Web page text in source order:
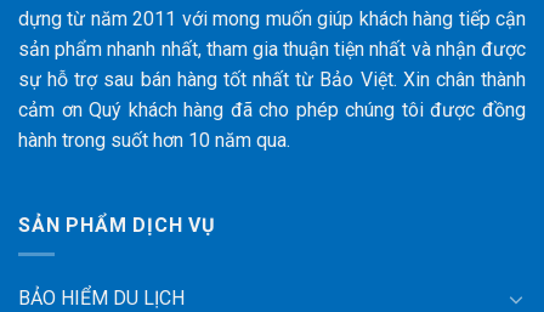
dựng từ năm 2011 với mong muốn giúp khách hàng tiếp cận
sản phẩm nhanh nhất, tham gia thuận tiện nhất và nhận được
sự hỗ trợ sau bán hàng tốt nhất từ Bảo Việt. Xin chân thành
cảm ơn Quý khách hàng đã cho phép chúng tôi được đồng
hành trong suốt hơn 10 năm qua.
SẢN PHẨM DỊCH VỤ
BẢO HIỂM DU LỊCH